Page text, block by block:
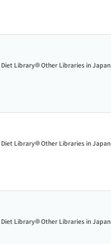
Library Other Libraries in Japan
Library Other Libraries in Japan
Library Other Libraries in Japan